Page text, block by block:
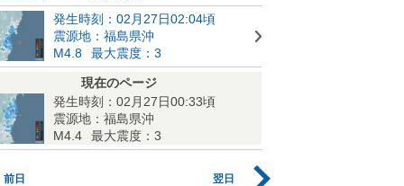
発生時刻：02月27日02:04頃
震源地：福島県沖
M4.8
最大震度：3
現在のページ
発生時刻：02月27日00:33頃
震源地：福島県沖
M4.4
最大震度：3
前日 翌日